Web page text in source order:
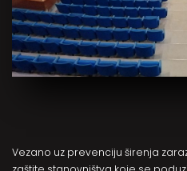
Vezano uz prevenciju širenja